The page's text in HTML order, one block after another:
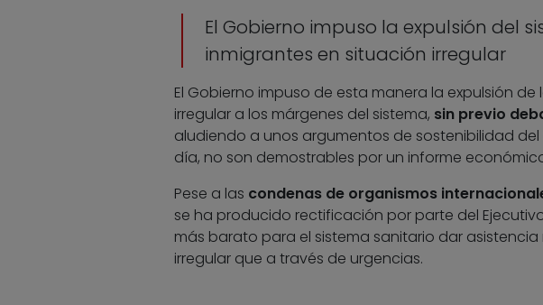
El Gobierno impuso la expulsión del
inmigrantes en situación irregular
El Gobierno impuso de esta manera la expulsión
irregular a los márgenes del sistema, sin previo
aludiendo a unos argumentos de sostenibilidad
día, no son demostrables por un informe
Pese a las condenas de organismos
se ha producido rectificación por parte del
más barato para el sistema sanitario dar
irregular que a través de urgencias.